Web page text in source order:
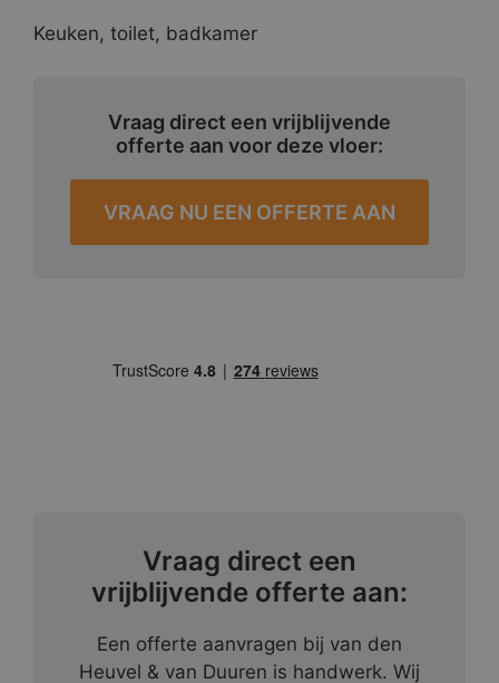
Keuken, toilet, badkamer
Vraag direct een vrijblijvende
offerte aan voor deze vloer:
VRAAG NU EEN OFFERTE AAN
Vraag direct een
vrijblijvende offerte aan:
Een offerte aanvragen bij van den
Heuvel & van Duuren is handwerk. Wij